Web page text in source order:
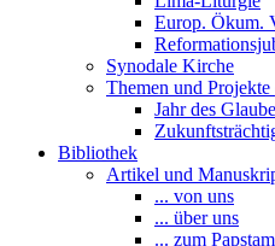
Europ. Ökum.
Synodale Kirche
Themen und
Jahr des
Bibliothek
Artikel und
... von uns
... über uns
... zum